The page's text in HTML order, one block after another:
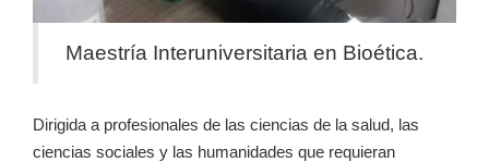
Maestría Interuniversitaria en Bioética.
Dirigida a profesionales de las ciencias de la salud, las
ciencias sociales y las humanidades que requieran